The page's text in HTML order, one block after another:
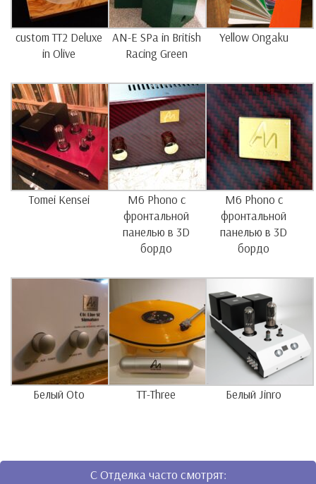
custom TT2 Deluxe
in Olive
AN-E SPa in British
Racing Green
Yellow Ongaku
Tomei Kensei
M6 Phono c
фронтальной
панелью в 3D
бордо
M6 Phono c
фронтальной
панелью в 3D
бордо
Белый Oto TT-Three Белый Jinro
C Отделка часто смотрят: